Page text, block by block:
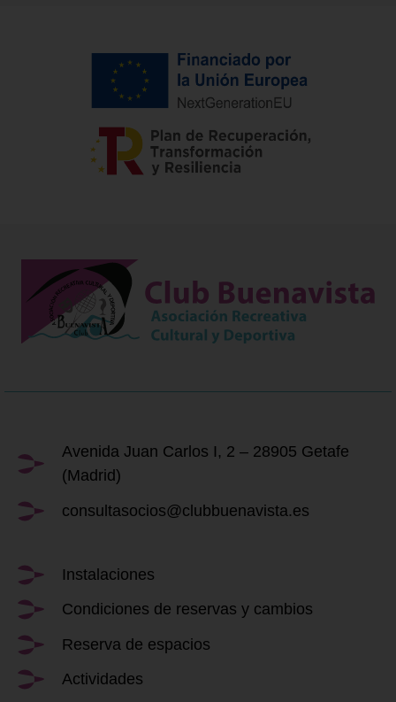
Avenida Juan Carlos I, 2 – 28905 Getafe
(Madrid)
consultasocios@clubbuenavista.es
Instalaciones
Condiciones de reservas y cambios
Reserva de espacios
Actividades